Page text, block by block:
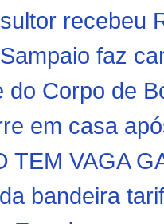
recebeu
faz
do Corpo de
em casa
TEM VAGA
bandeira